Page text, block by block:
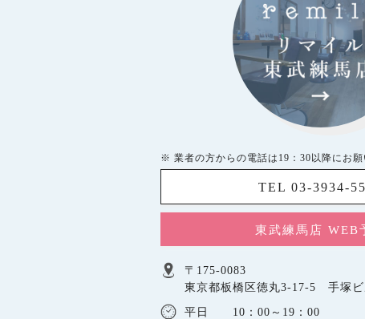
※ 業者の方からの電話は19：30以降にお願
TEL 03-3934-
東武練馬店 WEB
〒175-0083
東京都板橋区徳丸3-17-5 手塚ビ
平日 10：00～19：00